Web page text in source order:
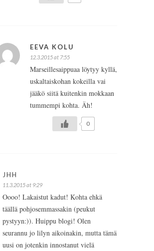
EEVA KOLU
12.3.2015 at 7:55
Marseillesaippuaa löytyy kyllä,
uskaltaiskohan kokeilla vai
jääkö siitä kuitenkin mokkaan
tummempi kohta. Äh!
0
JHH
11.3.2015 at 9:29
Oooo! Lakaistut kadut! Kohta ehkä
täällä pohjosemmassakin (peukut
pystyyn:)). Huippu blogi! Olen
seurannu jo lilyn aikoinakin, mutta tämä
uusi on jotenkin innostanut vielä